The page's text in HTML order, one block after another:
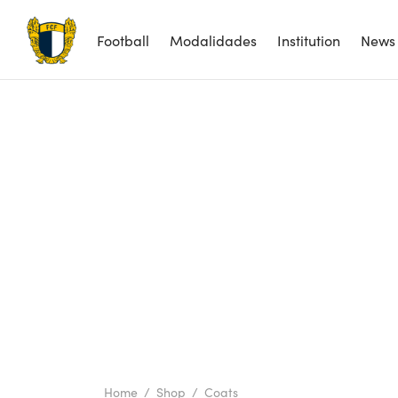
Football Modalidades Institution News
Home / Shop / Coats